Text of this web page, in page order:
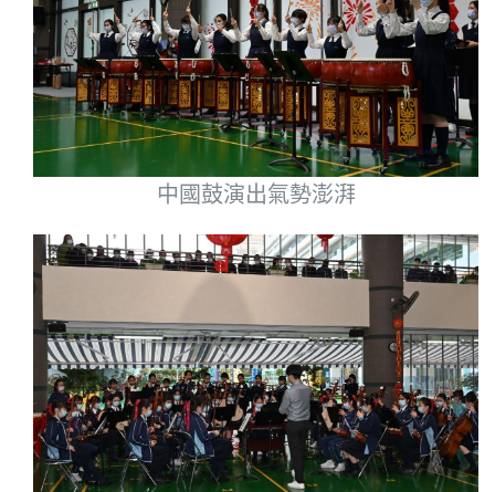
中國鼓演出氣勢澎湃